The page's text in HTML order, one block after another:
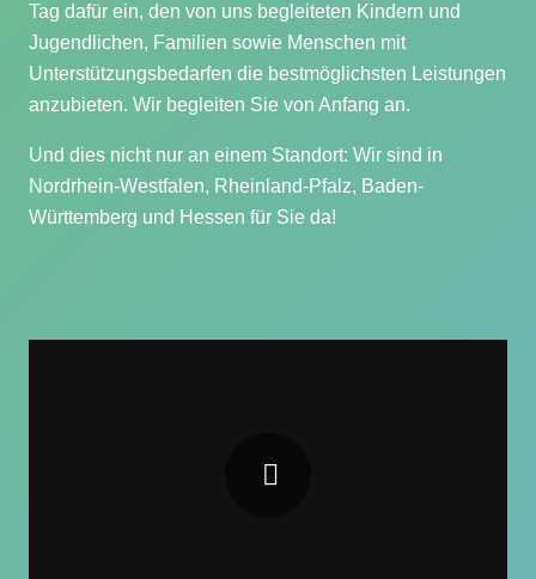
Tag dafür ein, den von uns begleiteten Kindern und
Jugendlichen, Familien sowie Menschen mit
Unterstützungsbedarfen die bestmöglichsten Leistungen
anzubieten. Wir begleiten Sie von Anfang an.
Und dies nicht nur an einem Standort: Wir sind in
Nordrhein-Westfalen, Rheinland-Pfalz, Baden-
Württemberg und Hessen für Sie da!